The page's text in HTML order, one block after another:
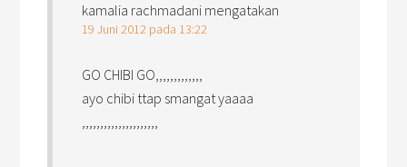
kamalia rachmadani mengatakan
19 Juni 2012 pada 13:22
GO CHIBI GO,,,,,,,,,,,,,
ayo chibi ttap smangat yaaaa
,,,,,,,,,,,,,,,,,,,,,